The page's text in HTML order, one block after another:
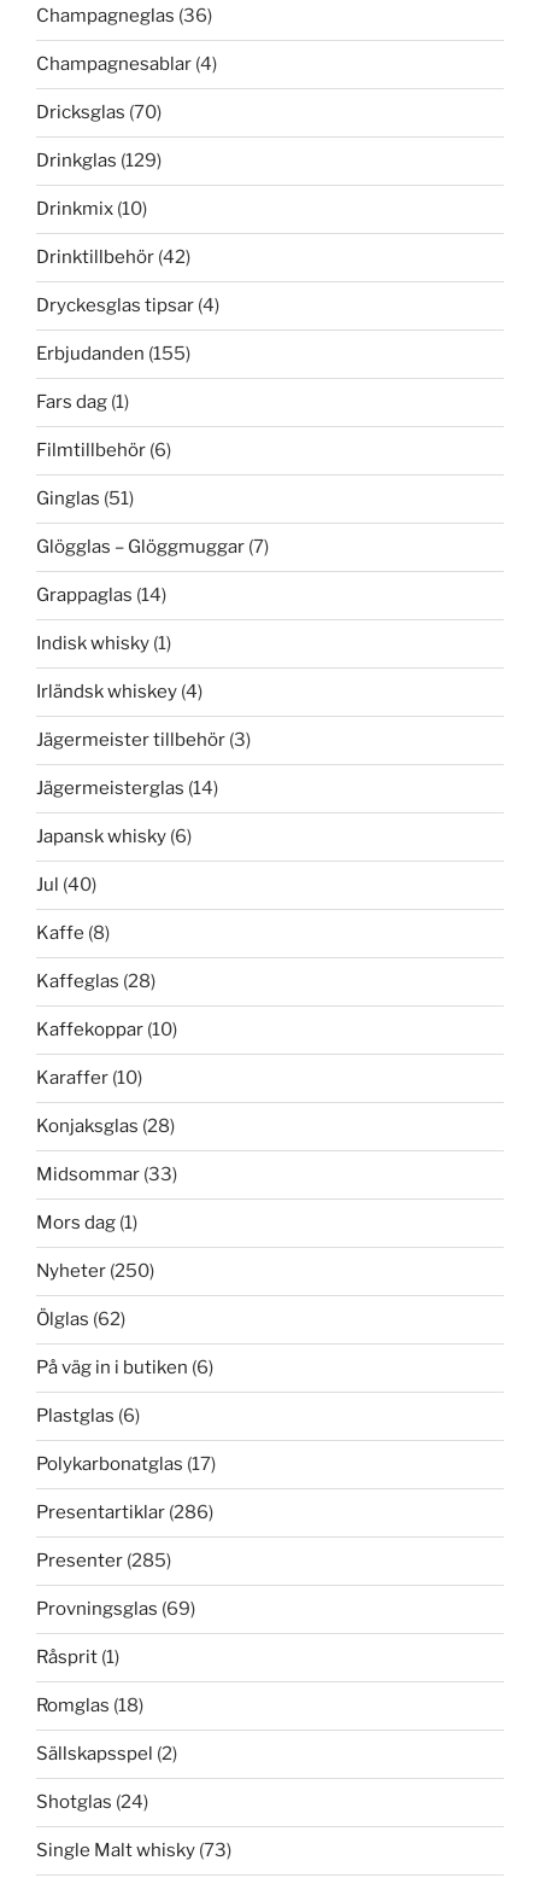
Champagneglas (36)
Champagnesablar (4)
Dricksglas (70)
Drinkglas (129)
Drinkmix (10)
Drinktillbehör (42)
Dryckesglas tipsar (4)
Erbjudanden (155)
Fars dag (1)
Filmtillbehör (6)
Ginglas (51)
Glögglas – Glöggmuggar (7)
Grappaglas (14)
Indisk whisky (1)
Irländsk whiskey (4)
Jägermeister tillbehör (3)
Jägermeisterglas (14)
Japansk whisky (6)
Jul (40)
Kaffe (8)
Kaffeglas (28)
Kaffekoppar (10)
Karaffer (10)
Konjaksglas (28)
Midsommar (33)
Mors dag (1)
Nyheter (250)
Ölglas (62)
På väg in i butiken (6)
Plastglas (6)
Polykarbonatglas (17)
Presentartiklar (286)
Presenter (285)
Provningsglas (69)
Råsprit (1)
Romglas (18)
Sällskapsspel (2)
Shotglas (24)
Single Malt whisky (73)